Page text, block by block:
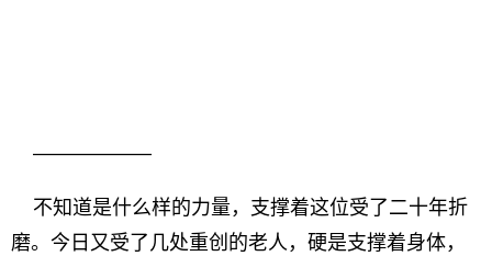
——————
不知道是什么样的力量，支撑着这位受了二十年折
磨。今日又受了几处重创的老人，硬是支撑着身体，